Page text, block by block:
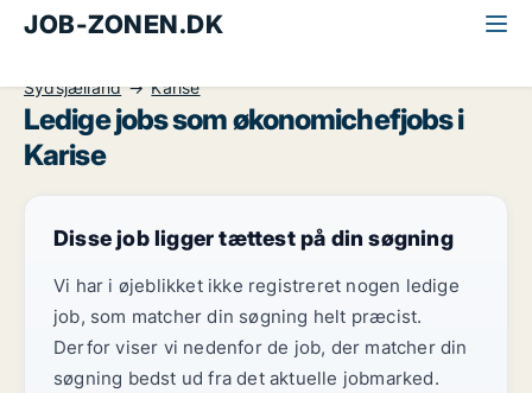
JOB-ZONEN.DK
Sydsjælland
Karise
Ledige jobs som økonomichefjobs i
Karise
Disse job ligger tættest på din søgning
Vi har i øjeblikket ikke registreret nogen ledige
job, som matcher din søgning helt præcist.
Derfor viser vi nedenfor de job, der matcher din
søgning bedst ud fra det aktuelle jobmarked.